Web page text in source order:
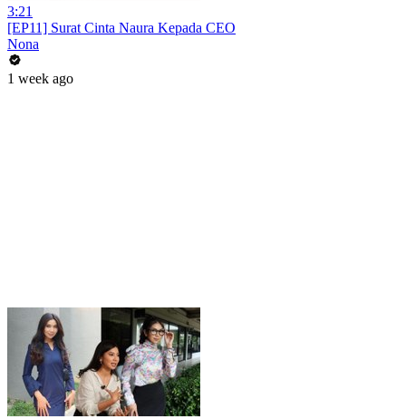
3:21
[EP11] Surat Cinta Naura Kepada CEO
Nona
1 week ago